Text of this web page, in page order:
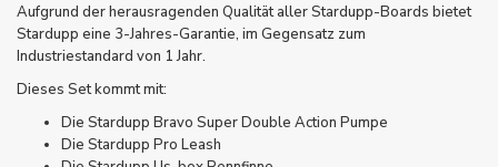
Aufgrund der herausragenden Qualität aller Stardupp-Boards bietet
Stardupp eine 3-Jahres-Garantie, im Gegensatz zum
Industriestandard von 1 Jahr.
Dieses Set kommt mit:
Die Stardupp Bravo Super Double Action Pumpe
Die Stardupp Pro Leash